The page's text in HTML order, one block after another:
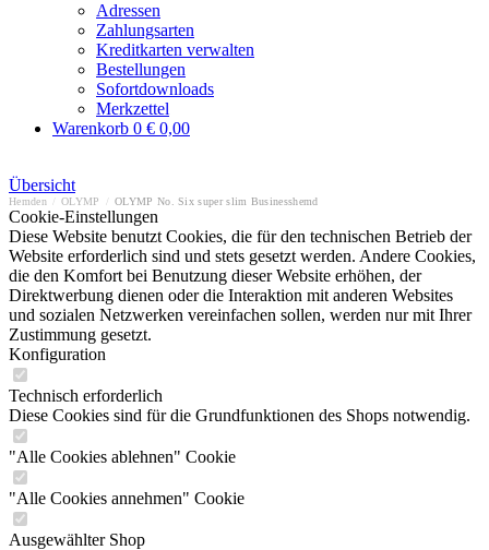
Adressen
Zahlungsarten
Kreditkarten verwalten
Bestellungen
Sofortdownloads
Merkzettel
Warenkorb 0 € 0,00
Übersicht
Hemden OLYMP OLYMP No. Six super slim Businesshemd
Cookie-Einstellungen
Diese Website benutzt Cookies, die für den technischen Betrieb der
Website erforderlich sind und stets gesetzt werden. Andere Cookies,
die den Komfort bei Benutzung dieser Website erhöhen, der
Direktwerbung dienen oder die Interaktion mit anderen Websites
und sozialen Netzwerken vereinfachen sollen, werden nur mit Ihrer
Zustimmung gesetzt.
Konfiguration
Technisch erforderlich
Diese Cookies sind für die Grundfunktionen des Shops notwendig.
"Alle Cookies ablehnen" Cookie
"Alle Cookies annehmen" Cookie
Ausgewählter Shop